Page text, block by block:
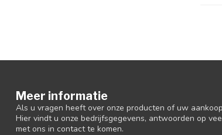
Meer informatie
Als u vragen heeft over onze producten of uw
Hier vindt u onze bedrijfsgegevens, antwoorden op
met ons in contact te komen.